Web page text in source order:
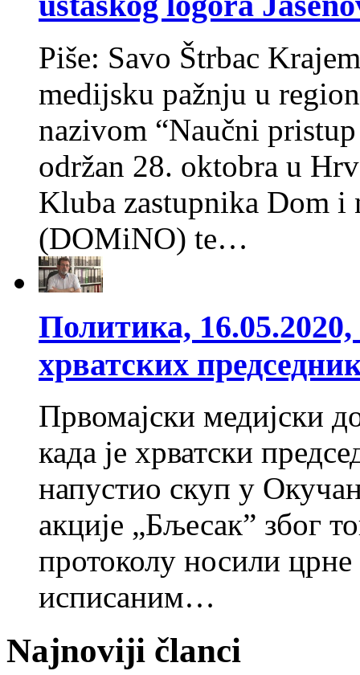
Piše: Savo Štrbac
medijsku pažnju u
nazivom “Naučni
održan 28. oktobra u
Kluba zastupnika Dom i
(DOMiNO) te…
Политика,
хрватских
Првомајски медијски
када је хрватски
напустио скуп у
акције „Бљесак” због
протоколу носили
исписаним…
Najnoviji članci